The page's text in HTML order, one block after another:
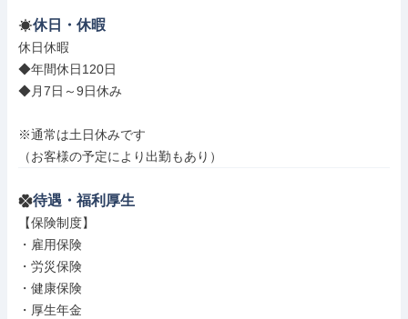
休日・休暇
休日休暇
◆年間休日120日
◆月7日～9日休み
※通常は土日休みです
（お客様の予定により出勤もあり）
待遇・福利厚生
【保険制度】
・雇用保険
・労災保険
・健康保険
・厚生年金